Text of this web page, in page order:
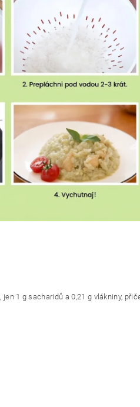
1 g sacharidů a 0,21 g vlákniny,